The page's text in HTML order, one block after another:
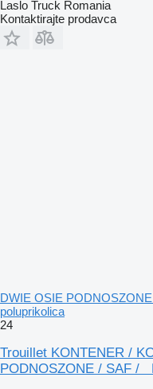
Laslo Truck Romania
Kontaktirajte prodavca
DWIE OSIE
poluprikolica
24
Trouillet KONTENER /
PODNOSZONE / SAF /